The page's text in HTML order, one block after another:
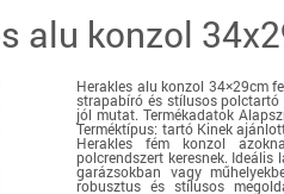
akciók
Sport akciók
Építkezés
Iskolakezdés,
Háziállatok
Bébi
Fitneszközpont
Motor
parkolás
ital
alu konzol
Herakles alu konzol 34×29cm
strapabíró és stílusos polctartó
jól mutat. Termékadatok
Terméktípus: tartó Kinek
Herakles fém konzol
polcrendszert keresnek. Ideális
garázsokban vagy
robusztus és stílusos